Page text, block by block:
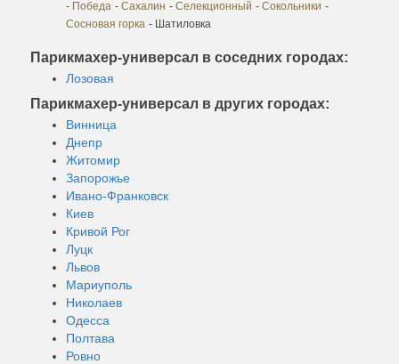
- Победа - Сахалин - Селекционный - Сокольники -
Сосновая горка - Шатиловка
Парикмахер-универсал в соседних городах:
Лозовая
Парикмахер-универсал в других городах:
Винница
Днепр
Житомир
Запорожье
Ивано-Франковск
Киев
Кривой Рог
Луцк
Львов
Мариуполь
Николаев
Одесса
Полтава
Ровно